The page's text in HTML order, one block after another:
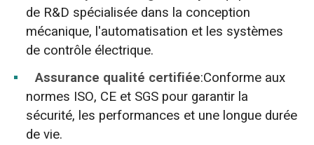
de R&D spécialisée dans la conception
mécanique, l'automatisation et les systèmes
de contrôle électrique.
Assurance qualité certifiée:Conforme aux
normes ISO, CE et SGS pour garantir la
sécurité, les performances et une longue durée
de vie.